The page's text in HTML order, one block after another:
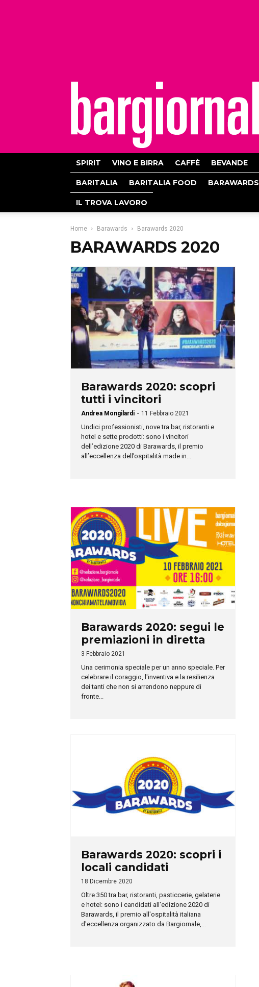
SPIRIT VINO E BIRRA CAFFÈ BEVANDE
BARITALIA BARITALIA FOOD BARAWARDS
IL TROVA LAVORO
Home Barawards Barawards 2020
BARAWARDS 2020
Barawards 2020: scopri
tutti i vincitori
Andrea Mongilardi - 11 Febbraio 2021
Undici professionisti, nove tra bar, ristoranti e
hotel e sette prodotti: sono i vincitori
dell’edizione 2020 di Barawards, il premio
all’eccellenza dell’ospitalità made in...
Barawards 2020: segui le
premiazioni in diretta
3 Febbraio 2021
Una cerimonia speciale per un anno speciale. Per
celebrare il coraggio, l'inventiva e la resilienza
dei tanti che non si arrendono neppure di
fronte...
Barawards 2020: scopri i
locali candidati
18 Dicembre 2020
Oltre 350 tra bar, ristoranti, pasticcerie, gelaterie
e hotel: sono i candidati all'edizione 2020 di
Barawards, il premio all'ospitalità italiana
d'eccellenza organizzato da Bargiornale,...